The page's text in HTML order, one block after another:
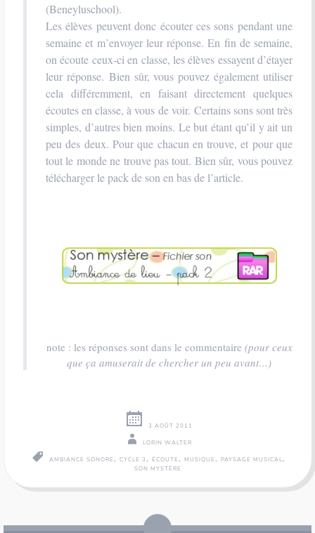
(Beneyluschool).
Les élèves peuvent donc écouter ces sons pendant une
semaine et m’envoyer leur réponse. En fin de semaine,
on écoute ceux-ci en classe, les élèves essayent d’étayer
leur réponse. Bien sûr, vous pouvez également utiliser
cela différemment, en faisant directement quelques
écoutes en classe, à vous de voir. Certains sons sont très
simples, d’autres bien moins. Le but étant qu’il y ait un
peu des deux. Pour que chacun en trouve, et pour que
tout le monde ne trouve pas tout. Bien sûr, vous pouvez
télécharger le pack de son en bas de l’article.
note : les réponses sont dans le commentaire (pour ceux
que ça amuserait de chercher un peu avant…)
3 AOÛT 2011
LORIN WALTER
AMBIANCE SONORE , CYCLE 3 , ÉCOUTE , MUSIQUE , PAYSAGE MUSICAL,
SON MYSTÈRE
des